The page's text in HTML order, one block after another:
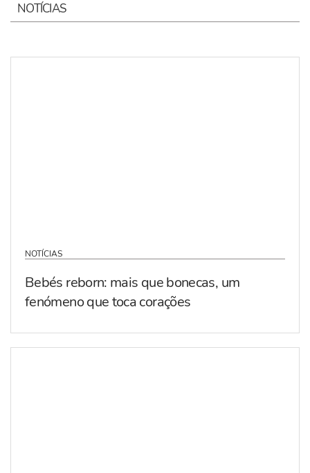
NOTÍCIAS
NOTÍCIAS
Bebés reborn: mais que bonecas, um
fenómeno que toca corações